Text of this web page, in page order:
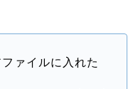
ァイルに入れた